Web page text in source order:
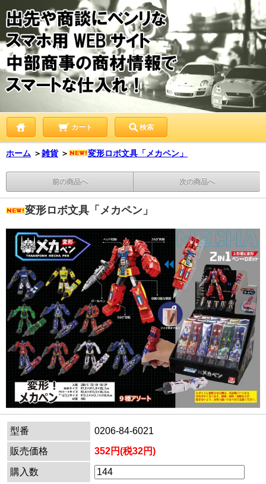
カート 検索
ホーム ＞雑貨 ＞ 変形ロボ文具「メカペン」
前の商品へ 次の商品へ
変形ロボ文具「メカペン」
型番
0206-84-6021
販売価格
352円(税32円)
購入数